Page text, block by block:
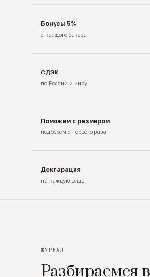
Бонусы 5%
с каждого заказа
СДЭК
по России и миру
Поможем с размером
подберём с первого раза
Декларация
на каждую вещь
ЖУРНАЛ
Разбираемся в